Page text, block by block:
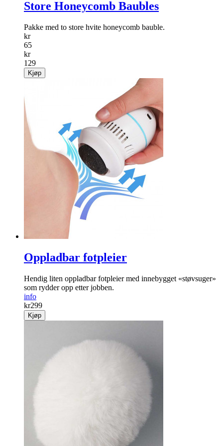
Store Honeycomb Baubles
Pakke med to store hvite honeycomb bauble.
kr
65
kr
129
Kjøp
Oppladbar fotpleier
Hendig liten oppladbar fot­pleier med innebygget «støvsuger»
som rydder opp etter jobben.
info
kr299
Kjøp